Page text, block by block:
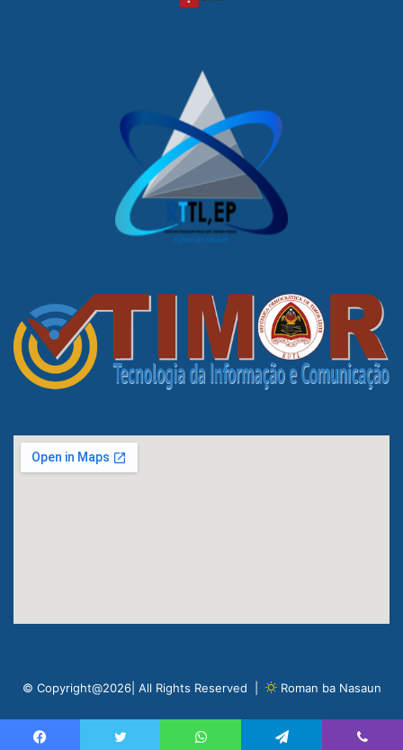
© Copyright@2026| All Rights Reserved | Roman ba Nasaun